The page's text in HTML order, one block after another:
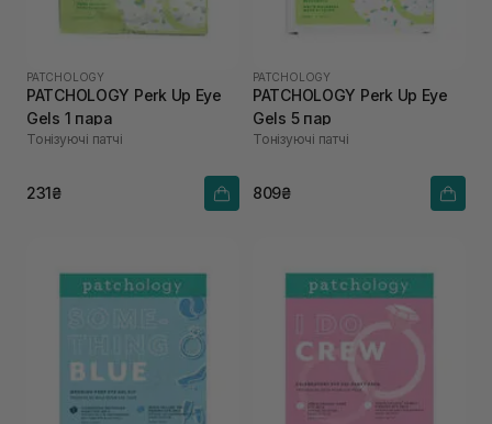
PATCHOLOGY
PATCHOLOGY Perk Up Eye
Gels 1 пара
Тонізуючі патчі
231₴
PATCHOLOGY
PATCHOLOGY Perk Up Eye
Gels 5 пар
Тонізуючі патчі
809₴